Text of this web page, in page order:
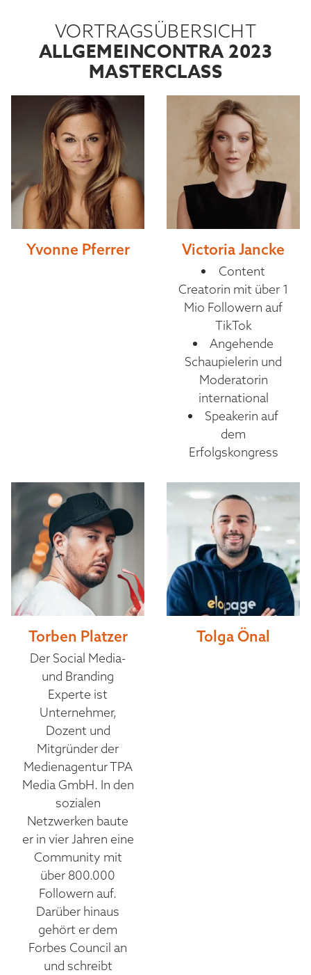
VORTRAGSÜBERSICHT
ALLGEMEINCONTRA 2023
MASTERCLASS
Yvonne Pferrer Victoria Jancke
Content
Creatorin mit über 1
Mio Followern auf
TikTok
Angehende
Schaupielerin und
Moderatorin
international
Speakerin auf
dem
Erfolgskongress
Torben Platzer
Der Social Media-
und Branding
Experte ist
Unternehmer,
Dozent und
Mitgründer der
Medienagentur TPA
Media GmbH. In den
sozialen
Netzwerken baute
er in vier Jahren eine
Community mit
über 800.000
Followern auf.
Darüber hinaus
gehört er dem
Forbes Council an
und schreibt
Tolga Önal